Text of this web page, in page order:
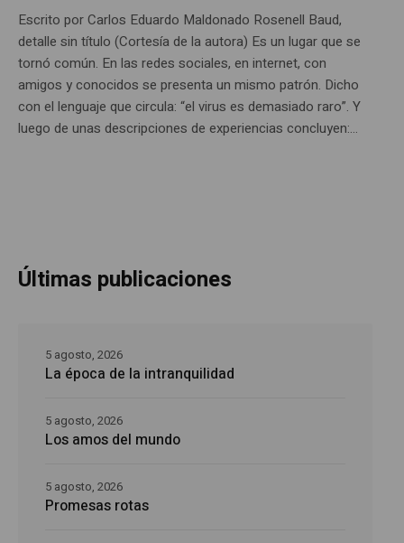
Escrito por Carlos Eduardo Maldonado Rosenell Baud,
detalle sin título (Cortesía de la autora) Es un lugar que se
tornó común. En las redes sociales, en internet, con
amigos y conocidos se presenta un mismo patrón. Dicho
con el lenguaje que circula: “el virus es demasiado raro”. Y
luego de unas descripciones de experiencias concluyen:...
Últimas publicaciones
La época de la intranquilidad
5 agosto, 2026
Los amos del mundo
5 agosto, 2026
Promesas rotas
5 agosto, 2026